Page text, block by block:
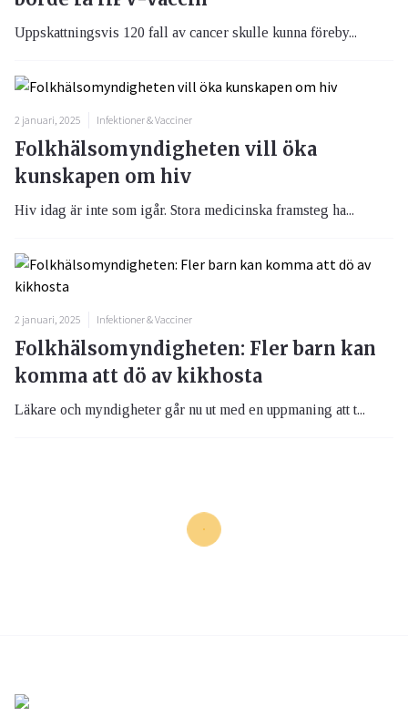
Uppskattningsvis 120 fall av cancer skulle kunna föreby...
2 januari, 2025 Infektioner & Vacciner
Folkhälsomyndigheten vill öka
kunskapen om hiv
Hiv idag är inte som igår. Stora medicinska framsteg ha...
2 januari, 2025 Infektioner & Vacciner
Folkhälsomyndigheten: Fler barn kan
komma att dö av kikhosta
Läkare och myndigheter går nu ut med en uppmaning att t...